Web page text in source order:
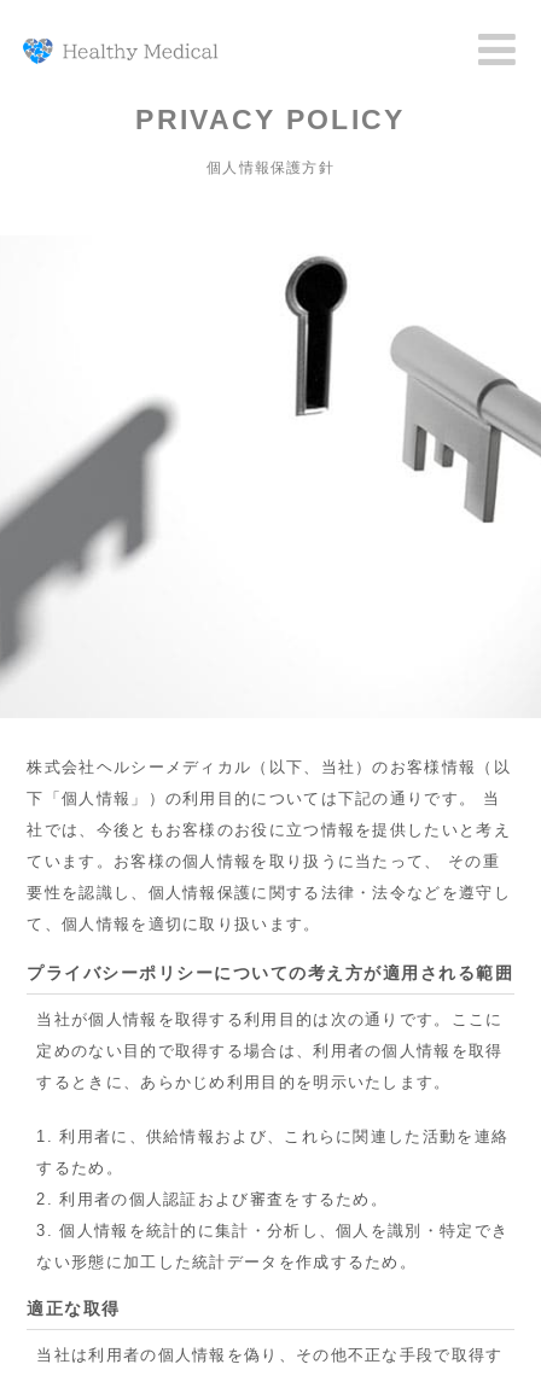
PRIVACY POLICY
個人情報保護方針
株式会社ヘルシーメディカル（以下、当社）のお客様情報（以
下「個人情報」）の利用目的については下記の通りです。 当
社では、今後ともお客様のお役に立つ情報を提供したいと考え
ています。お客様の個人情報を取り扱うに当たって、 その重
要性を認識し、個人情報保護に関する法律・法令などを遵守し
て、個人情報を適切に取り扱います。
プライバシーポリシーについての考え方が適用される範囲
当社が個人情報を取得する利用目的は次の通りです。ここに
定めのない目的で取得する場合は、利用者の個人情報を取得
するときに、あらかじめ利用目的を明示いたします。
1. 利用者に、供給情報および、これらに関連した活動を連絡
するため。
2. 利用者の個人認証および審査をするため。
3. 個人情報を統計的に集計・分析し、個人を識別・特定でき
ない形態に加工した統計データを作成するため。
適正な取得
当社は利用者の個人情報を偽り、その他不正な手段で取得す